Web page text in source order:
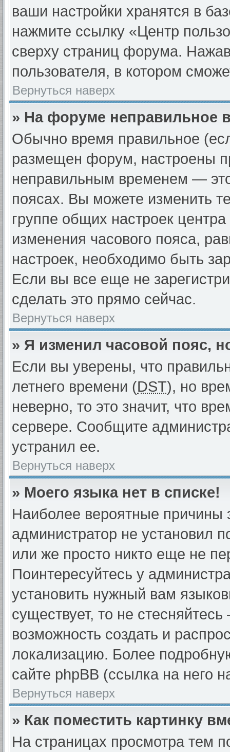
ваши настройки хранятся в
нажмите ссылку «Центр
сверху страниц форума.
пользователя, в котором
Вернуться наверх
» На форуме неправильное
Обычно время правильное
размещен форум, настроены
неправильным временем —
поясах. Вы можете изменить
группе общих настроек
изменения часового пояса,
настроек, необходимо быть
Если вы все еще не
сделать это прямо сейчас.
Вернуться наверх
» Я изменил часовой пояс,
Если вы уверены, что
летнего времени (DST), но
неверно, то это значит, что
сервере. Сообщите
устранил ее.
Вернуться наверх
» Моего языка нет в списке!
Наиболее вероятные причины
администратор не установил
или же просто никто еще не
Поинтересуйтесь у
установить нужный вам
существует, то не
возможность создать и
локализацию. Более
сайте phpBB (ссылка на него
Вернуться наверх
» Как поместить картинку
На страницах просмотра тем